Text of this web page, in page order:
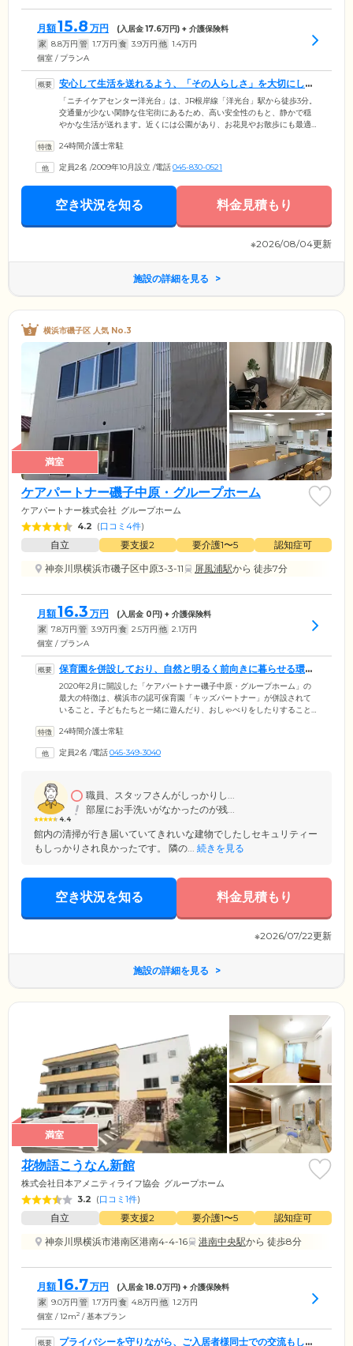
月額15.8 万円 (入居金17.6万円) + 介護保険料
家 8.8万円 管 1.7万円 食 3.9万円 他 1.4万円
個室 / プランA
安心して生活を送れるよう、「その人らしさ」を大切にした
支援を行います
「ニチイケアセンター洋光台」は、JR根岸線「洋光台」駅から徒歩3分。
交通量が少ない閑静な住宅街にあるため、高い安全性のもと、静かで穏
やかな生活が送れます。近くには公園があり、お花見やお散歩にも最適
宅と変わらない生活を送れるように、「その人らしさ」を大切にした支
など、それぞれが役割を担当。24時間介護スタッフのサポートを受けな
がら、9名の少人数で共同生活を送り、認知症の進行予防を目指していま
しください。
24時間介護士常駐
定員2名 /2009年10月設立 /電話045-830-0521
空き状況を知る 料金見積もり
※2026/08/04更新
施設の詳細を見る
横浜市磯子区 人気 No.3
満室
ケアパートナー磯子中原・グループホーム
ケアパートナー株式会社 グループホーム
4.2 (口コミ4件)
自立 要支援2 要介護1〜5
認知症可
神奈川県横浜市磯子区中原3-3-11
屏風浦駅から 徒歩7分
月額16.3 万円 (入居金 0円) + 介護保険料
家 7.8万円 管 3.9万円 食 2.5万円 他 2.1万円
個室 / プランA
保育園を併設しており、自然と明るく前向きに暮らせる環境
です
2020年2月に開設した「ケアパートナー磯子中原・グループホーム」の
最大の特徴は、横浜市の認可保育園「キッズパートナー」が併設されて
いること。子どもたちと一緒に遊んだり、おしゃべりをしたりすること
きます。また園児たちとのコミュニケーションは他者との自然な関わり
機会にもなっています。このように、ホーム入居後も地域社会とも関わ
24時間介護士常駐
定員2名 /電話045-349-3040
4.4
職員、スタッフさんがしっかりし...
部屋にお手洗いがなかったのが残...
館内の清掃が行き届いていてきれいな建物でしたしセキュリティー
もしっかりされ良かったです。 隣の... 続きを見る
空き状況を知る 料金見積もり
※2026/07/22更新
施設の詳細を見る
満室
花物語こうなん新館
株式会社日本アメニティライフ協会 グループホーム
3.2 (口コミ1件)
自立 要支援2 要介護1〜5
認知症可
神奈川県横浜市港南区港南4-4-16
港南中央駅から 徒歩8分
月額16.7万円 (入居金18.0万円) + 介護保険料
家 9.0万円 管 1.7万円 食 4.8万円 他 1.2万円
個室 / 12m2 / 基本プラン
プライバシーを守りながら、ご入居者様同士での交流もしや